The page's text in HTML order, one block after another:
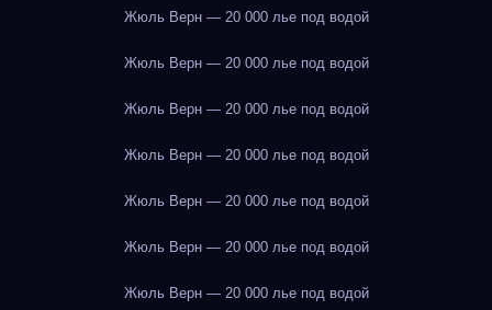
Жюль Верн — 20 000 лье под водой
Жюль Верн — 20 000 лье под водой
Жюль Верн — 20 000 лье под водой
Жюль Верн — 20 000 лье под водой
Жюль Верн — 20 000 лье под водой
Жюль Верн — 20 000 лье под водой
Жюль Верн — 20 000 лье под водой